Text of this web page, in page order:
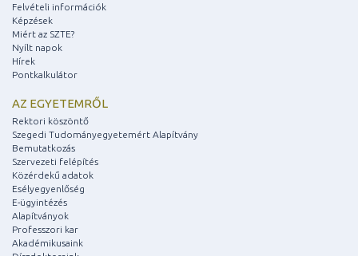
Felvételi információk
Képzések
Miért az SZTE?
Nyílt napok
Hírek
Pontkalkulátor
AZ EGYETEMRŐL
Rektori köszöntő
Szegedi Tudományegyetemért Alapítvány
Bemutatkozás
Szervezeti felépítés
Közérdekű adatok
Esélyegyenlőség
E-ügyintézés
Alapítványok
Professzori kar
Akadémikusaink